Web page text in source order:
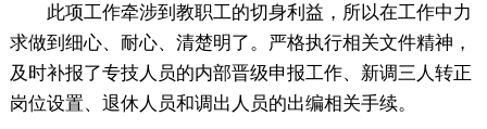
此项工作牵涉到教职工的切身利益，所以在工作中力
求做到细心、耐心、清楚明了。严格执行相关文件精神，
及时补报了专技人员的内部晋级申报工作、新调三人转正
岗位设置、退休人员和调出人员的出编相关手续。